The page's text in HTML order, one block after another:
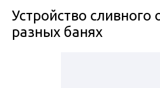
Устройство сливного
разных банях